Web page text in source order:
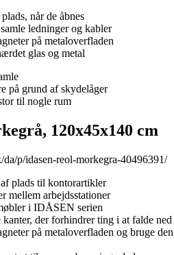
når de åbnes
ledninger og kabler
på metaloverfladen
glas og metal
på grund af skydelåger
til nogle rum
120x45x140 cm
p/idasen-reol-morkegra-40496391/
plads til kontorartikler
mellem arbejdsstationer
i IDÅSEN serien
der forhindrer ting i at falde ned
på metaloverfladen og bruge den